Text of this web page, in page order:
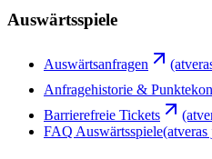
Auswärtsspiele
Auswärtsanfragen
Anfragehistorie &
Barrierefreie Tickets
FAQ Auswärtsspiele